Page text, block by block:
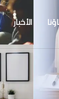
الأخبار